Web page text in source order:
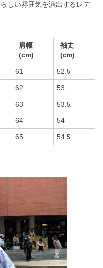
しい雰囲気を演出するレデ
肩幅
(cm)
袖丈
(cm)
61 52.5
62 53
63 53.5
64 54
65 54.5